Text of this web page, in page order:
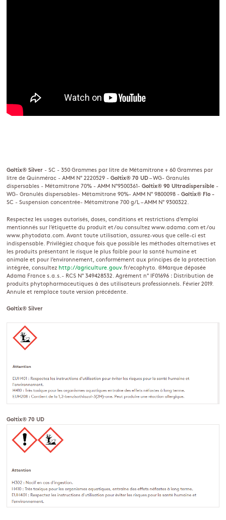
Goltix® Silver - SC - 350 Grammes par litre de Métamitrone + 60 Grammes par
litre de Quinmérac - AMM N° 2220529 -Goltix® 70 UD– WG- Granulés
dispersables - Métamitrone 70% - AMM N°9500361- Goltix® 90 Ultradispersible-
WG- Granulés dispersables- Métamitrone 90%- AMM N° 9800098 - Goltix® Flo -
SC - Suspension concentrée- Métamitrone 700 g/L – AMM N° 9300322.
Respectez les usages autorisés, doses, conditions et restrictions d’emploi
mentionnés sur l’étiquette du produit et/ou consultez www.adama.com et/ou
www.phytodata.com. Avant toute utilisation, assurez-vous que celle-ci est
indispensable. Privilégiez chaque fois que possible les méthodes alternatives et
les produits présentant le risque le plus faible pour la santé humaine et
animale et pour l’environnement, conformément aux principes de la protection
intégrée, consultez http://agriculture.gouv.fr/ecophyto. ®Marque déposée
Adama France s.a.s.- RCS N° 349428532. Agrément n° IF01696 : Distribution de
produits phytopharmaceutiques à des utilisateurs professionnels. Février 2019.
Annule et remplace toute version précédente.
Goltix® Silver
Goltix® 70 UD